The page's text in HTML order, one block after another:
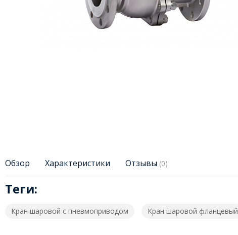
Обзор Характеристики Отзывы (0)
Теги:
Кран шаровой с пневмоприводом Кран шаровой фланцевый